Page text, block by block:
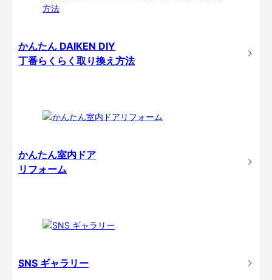
かんたん DAIKEN DIY
丁番らくらく取り換え方法
かんたん室内ドア
リフォーム
SNS ギャラリー